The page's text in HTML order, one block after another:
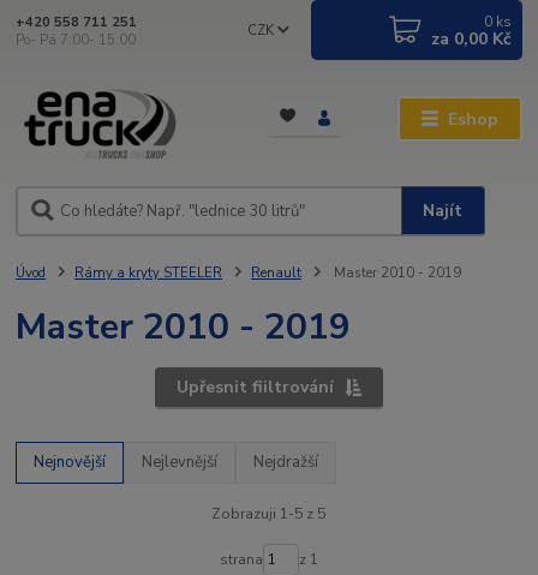
Eshop
CZK
Najít
+420 558 711 251
Po- Pá 7:00- 15:00
0 ks
za 0,00 Kč
Úvod Rámy a kryty STEELER Renault Master 2010 - 2019
Master 2010 - 2019
Upřesnit fiiltrování
Nejnovější Nejlevnější Nejdražší
Zobrazuji 1-5 z 5
strana z 1